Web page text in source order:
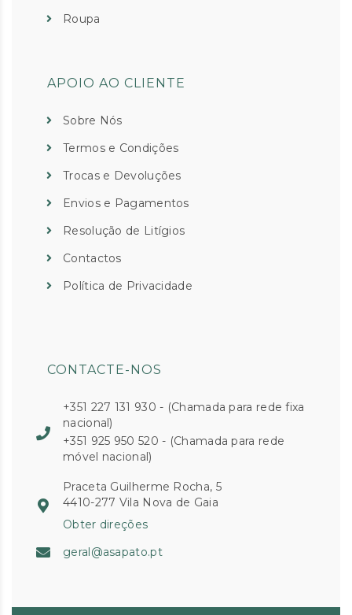
Roupa
APOIO AO CLIENTE
Sobre Nós
Termos e Condições
Trocas e Devoluções
Envios e Pagamentos
Resolução de Litígios
Contactos
Política de Privacidade
CONTACTE-NOS
+351 227 131 930 - (Chamada para rede fixa
nacional)
+351 925 950 520 - (Chamada para rede
móvel nacional)
Praceta Guilherme Rocha, 5
4410-277 Vila Nova de Gaia
Obter direções
geral@asapato.pt